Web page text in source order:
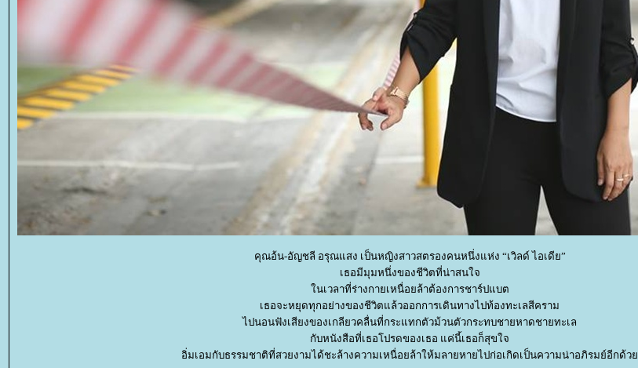
คุณอ้น-อัญชลี อรุณแสง เป็นหญิงสาวสตรองคนหนึ่งแห่ง “เวิลด์ ไอเดีย”
เธอมีมุมหนึ่งของชีวิตที่น่าสนใจ
นเวลาที่ร่างกายเหนื่อยล้าต้องการชาร์ปแบต
เธอจะหยุดทุกอย่างของชีวิตแล้วออกการเดินทางไปท้องทะเลสีคราม
ไปนอนฟังเสียงของเกลียวคลื่นที่กระแทกตัวม้วนตัวกระทบชายหาดชายทะเล
กับหนังสือที่เธอโปรดของเธอ แค่นี้เธอก็สุขใจ
อิ่มเอมกับธรรมชาติที่สวยงามได้ชะล้างความเหนื่อยล้าให้มลายหายไปก่อเกิดเป็นความน่าอภิรมย์อีกด้ว